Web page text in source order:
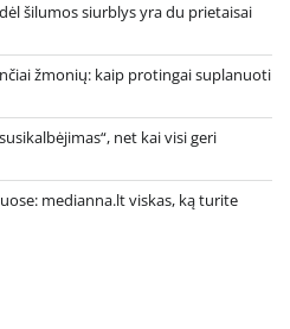
šilumos siurblys yra du prietaisai
žmonių: kaip protingai suplanuoti
net kai visi geri
medianna.lt viskas, ką turite